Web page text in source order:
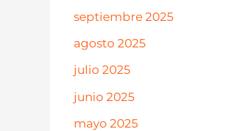
septiembre 2025
agosto 2025
julio 2025
junio 2025
mayo 2025